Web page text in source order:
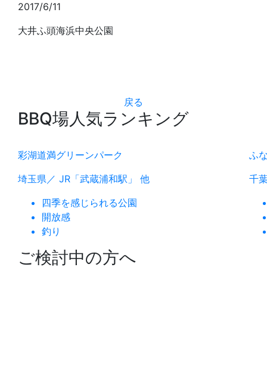
2017/6/11
大井ふ頭海浜中央公園
戻る
BBQ場人気ランキング
彩湖道満グリーンパーク
埼玉県／ JR「武蔵浦和駅」 他
四季を感じられる公園
開放感
釣り
ふ
千
ご検討中の方へ